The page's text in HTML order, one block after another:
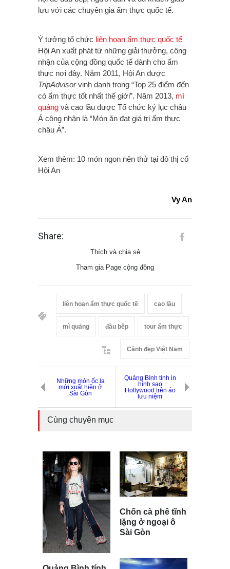
lưu với các chuyên gia ẩm thực quốc tế.
Ý tưởng tổ chức liên hoan ẩm thực quốc tế
Hội An xuất phát từ những giải thưởng, công
nhận của cộng đồng quốc tế dành cho ẩm
thực nơi đây. Năm 2011, Hội An được
TripAdvisorvinh danh trong “Top 25 điểm đến
có ẩm thực tốt nhất thế giới”. Năm 2013, mì
quảng và cao lầu được Tổ chức kỷ lục châu
Á công nhận là “Món ăn đạt giá trị ẩm thực
châu Á”.
Xem thêm: 10 món ngon nên thử tại đô thị cổ
Hội An
Vy An
Share:
Thích và chia sẻ
Tham gia Page cộng đồng
liên hoan ẩm thực quốc tế cao lầu
mì quảng đầu bếp tour ẩm thực
Cảnh đẹp Việt Nam
Những món ốc lạ
mới xuất hiện ở
Sài Gòn
Quảng Bình tính in
hình sao
Hollywood trên áo
lưu niệm
Cùng chuyên mục
Chốn cà phê tĩnh
lặng ở ngoại ô
Sài Gòn